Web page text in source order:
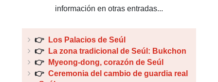
información en otras entradas...
👉
Los Palacios de Seúl
👉
La zona tradicional de Seúl: Bukchon
👉
Myeong-dong, corazón de Seúl
👉 Ceremonia del cambio de guardia real